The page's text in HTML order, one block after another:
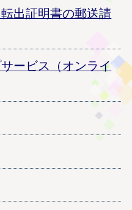
出証明書の郵送請
ービス（オンライ